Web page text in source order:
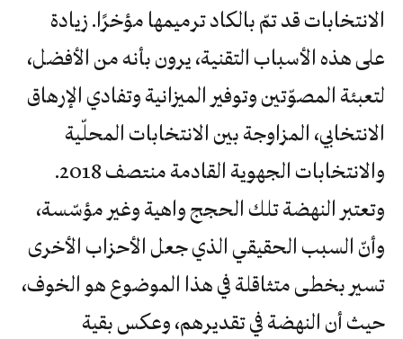
الانتخابات قد تمّ بالكاد ترميمها مؤخرًا. زيادة
على هذه الأسباب التقنية، يرون بأنه من الأفضل،
لتعبئة المصوّتين وتوفير الميزانية وتفادي الإرهاق
الانتخابي، المزاوجة بين الانتخابات المحلّية
والانتخابات الجهوية القادمة منتصف 2018.
وتعتبر النهضة تلك الحجج واهية وغير مؤسّسة،
وأنّ السبب الحقيقي الذي جعل الأحزاب الأخرى
تسير بخطى متثاقلة في هذا الموضوع هو الخوف،
حيث أن النهضة في تقديرهم، وعكس بقية